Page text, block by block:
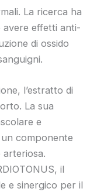
La ricerca ha
avere effetti anti-
di ossido
l’estratto di
La sua
e
componente
arteriosa.
il
e sinergico per il